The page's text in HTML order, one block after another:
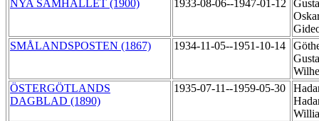
NYA SAMHÄLLET (1900)
1933-08-06--1947-01-12
SMÅLANDSPOSTEN (1867)
1934-11-05--1951-10-14
ÖSTERGÖTLANDS
DAGBLAD (1890)
1935-07-11--1959-05-30